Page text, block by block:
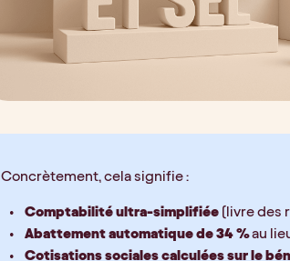
Concrètement, cela signifie :
Comptabilité ultra-simplifiée (livre des
Abattement automatique de 34 % au
Cotisations sociales calculées sur le